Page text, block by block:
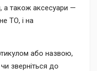
а також аксесуари —
ТО, і на
або назвою,
зверніться до